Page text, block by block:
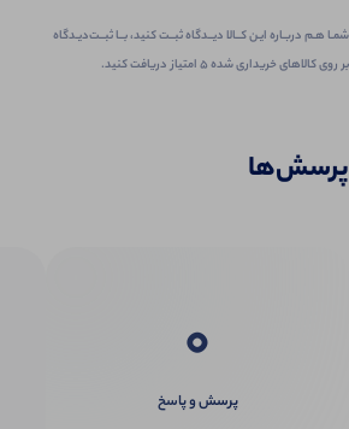
شمـا هـم دربـاره ایـن کــالا دیــدگاه ثبــت کنید، بــا ثبــت‌دیـدگاه
بر روی کالاهای خریداری شده ۵ امتیاز دریافت کنید.
پرسش‌ها
0
پرسش و پاسخ